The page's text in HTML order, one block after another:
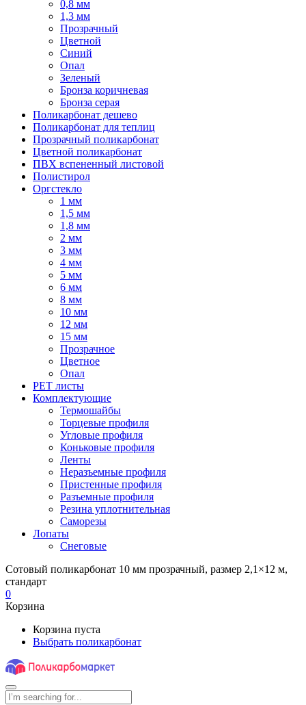
0,8 мм
1,3 мм
Прозрачный
Цветной
Синий
Опал
Зеленый
Бронза коричневая
Бронза серая
Поликарбонат дешево
Поликарбонат для теплиц
Прозрачный поликарбонат
Цветной поликарбонат
ПВХ вспененный листовой
Полистирол
Оргстекло
1 мм
1,5 мм
1,8 мм
2 мм
3 мм
4 мм
5 мм
6 мм
8 мм
10 мм
12 мм
15 мм
Прозрачное
Цветное
Опал
PET листы
Комплектующие
Термошайбы
Торцевые профиля
Угловые профиля
Коньковые профиля
Ленты
Неразъемные профиля
Пристенные профиля
Разъемные профиля
Резина уплотнительная
Саморезы
Лопаты
Снеговые
Сотовый поликарбонат 10 мм прозрачный, размер 2,1×12 м,
стандарт
0
Корзина
Корзина пуста
Выбрать поликарбонат